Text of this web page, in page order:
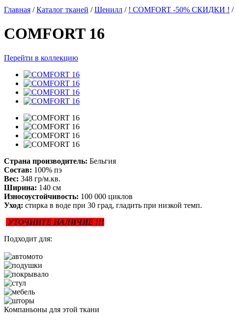
Главная / Каталог тканей / Шенилл / ! COMFORT -50% СКИДКИ ! /
COMFORT 16
Перейти в коллекцию
Страна производитель: Бельгия
Состав: 100% пэ
Вес: 348 гр/м.кв.
Ширина: 140 см
Износоустойчивость: 100 000 циклов
Уход: стирка в воде при 30 град, гладить при низкой темп.
УТОЧНИТЕ НАЛИЧИЕ !!!
Подходит для:
Компаньоны для этой ткани